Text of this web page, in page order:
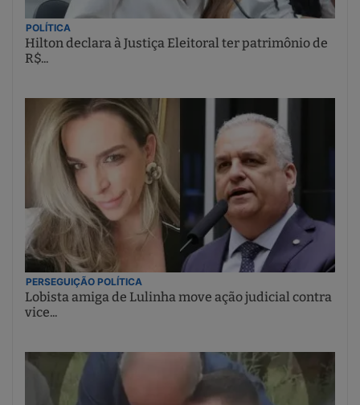
POLÍTICA
Hilton declara à Justiça Eleitoral ter patrimônio de
R$...
PERSEGUIÇÃO POLÍTICA
Lobista amiga de Lulinha move ação judicial contra
vice...